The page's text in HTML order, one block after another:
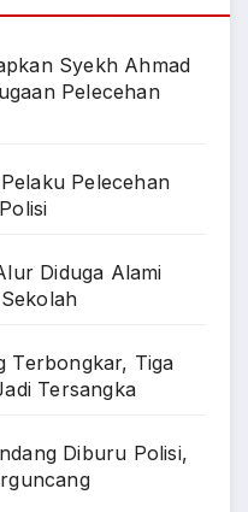
Syekh Ahmad
Pelecehan
Pelecehan
Diduga Alami
Terbongkar, Tiga
Tersangka
Diburu Polisi,